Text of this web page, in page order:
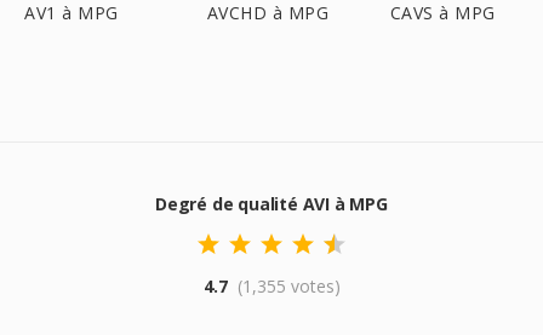
AV1 à MPG AVCHD à MPG CAVS à MPG
Degré de qualité AVI à MPG
4.7 (1,355 votes)